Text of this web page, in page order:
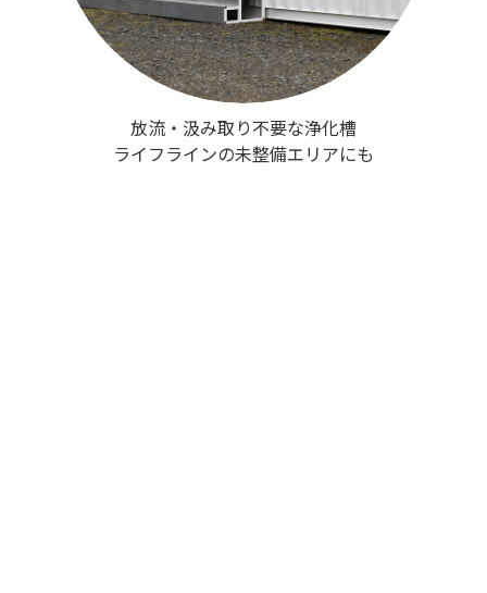
放流・汲み取り不要な浄化槽
ライフラインの未整備エリアにも